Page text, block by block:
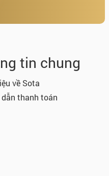
tin chung
về Sota
dẫn thanh toán